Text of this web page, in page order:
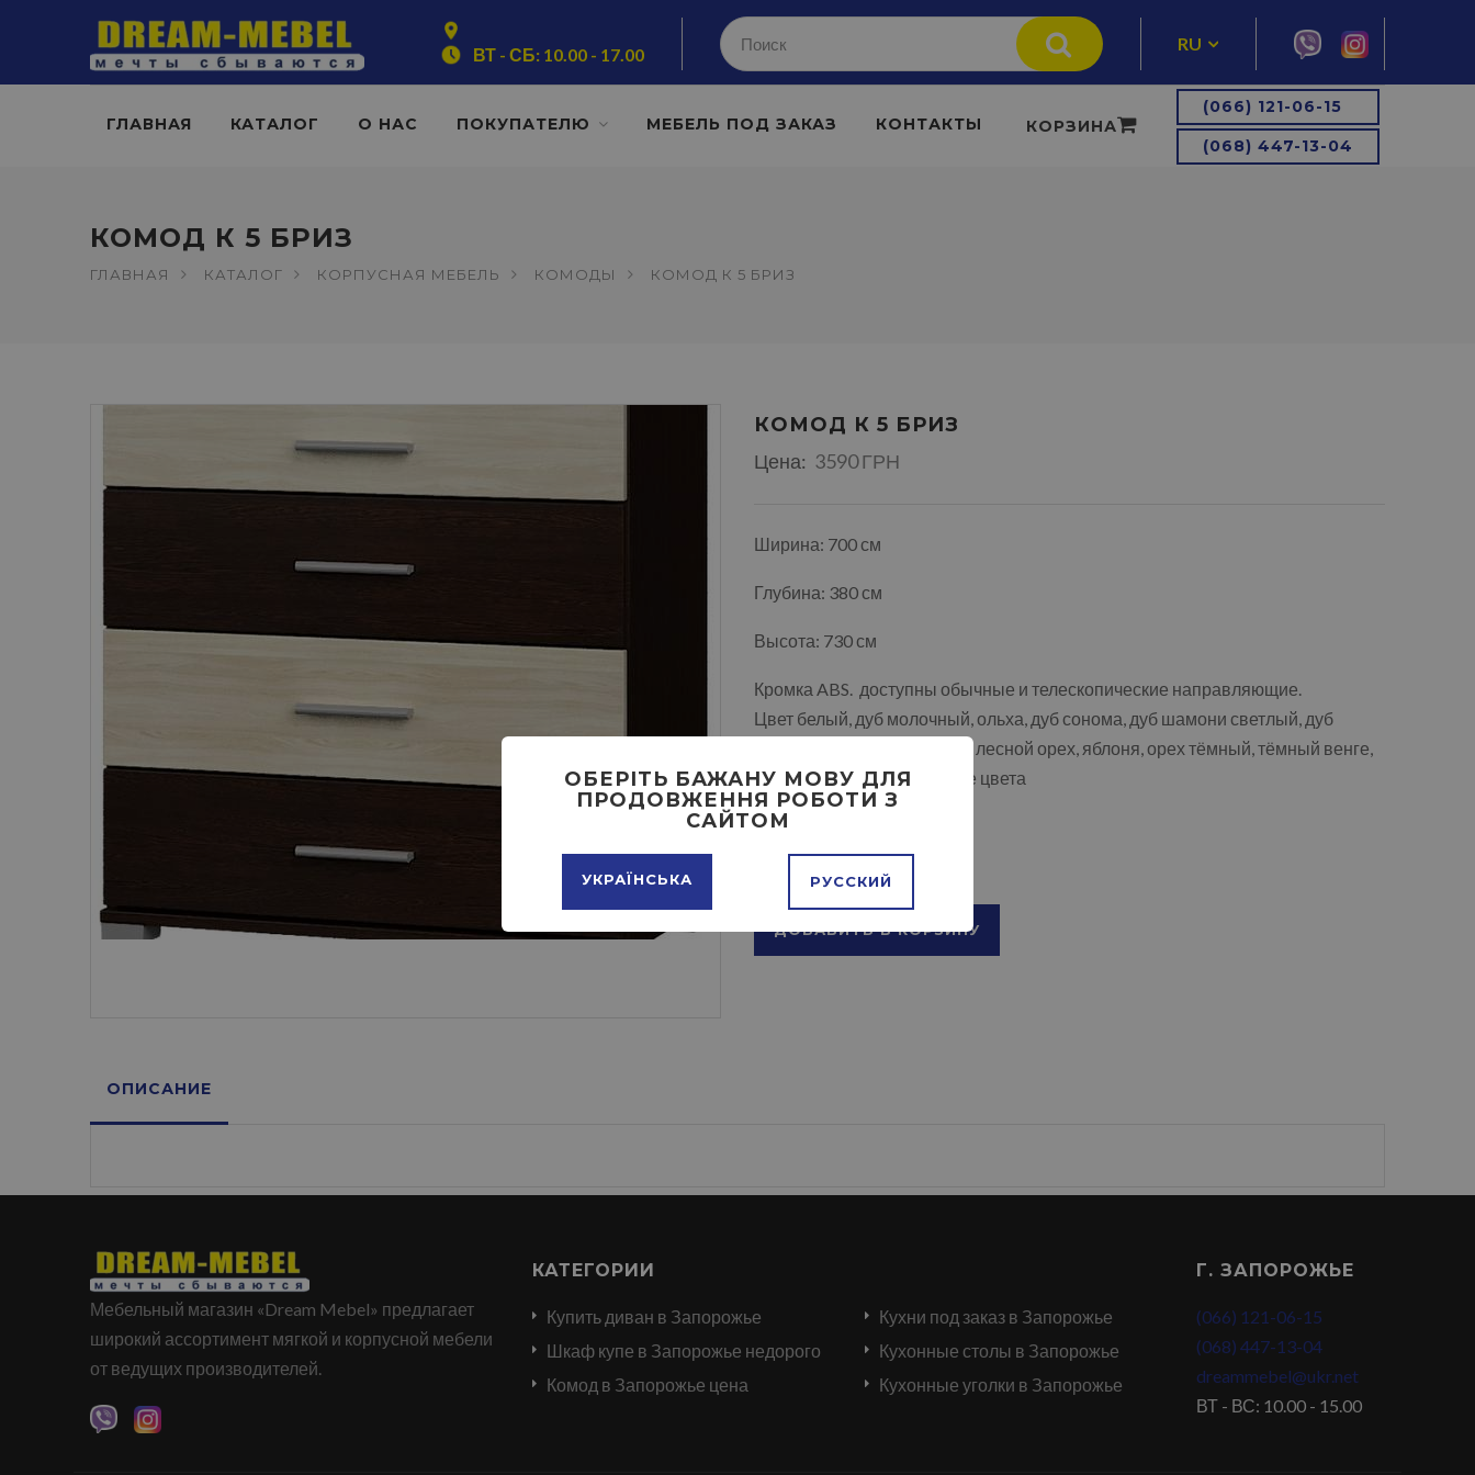
ВТ - СБ: 10.00 - 17.00
RU
ГЛАВНАЯ КАТАЛОГ О НАС ПОКУПАТЕЛЮ МЕБЕЛЬ ПОД ЗАКАЗ КОНТАКТЫ
(066) 121-06-15
(068) 447-13-04
КОРЗИНА
КОМОД К 5 БРИЗ
ГЛАВНАЯ КАТАЛОГ КОРПУСНАЯ МЕБЕЛЬ КОМОДЫ КОМОД К 5 БРИЗ
КОМОД К 5 БРИЗ
Цена: 3590 ГРН
Ширина: 700 см
Глубина: 380 см
Высота: 730 см
Кромка ABS. доступны обычные и телескопические направляющие.
Цвет белый, дуб молочный, ольха, дуб сонома, дуб шамони светлый, дуб
трюфель, дуб крафт белый, лесной орех, яблоня, орех тёмный, тёмный венге,
возможно комбинирование цвета
ДОБАВИТЬ В КОРЗИНУ
ОПИСАНИЕ
Мебельный магазин «Dream Mebel» предлагает
широкий ассортимент мягкой и корпусной мебели
от ведущих производителей.
КАТЕГОРИИ
Купить диван в Запорожье
Шкаф купе в Запорожье недорого
Комод в Запорожье цена
Кухни под заказ в Запорожье
Кухонные столы в Запорожье
Кухонные уголки в Запорожье
Г. ЗАПОРОЖЬЕ
(066) 121-06-15
(068) 447-13-04
dreammebel@ukr.net
ВТ - ВС: 10.00 - 15.00
ОБЕРІТЬ БАЖАНУ МОВУ ДЛЯ
ПРОДОВЖЕННЯ РОБОТИ З
САЙТОМ
УКРАЇНСЬКА РУССКИЙ